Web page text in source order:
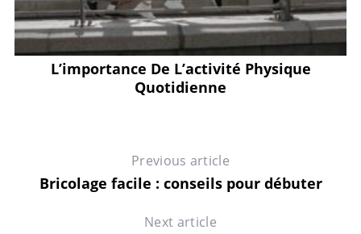
L’importance De L’activité Physique
Quotidienne
Previous article
Bricolage facile : conseils pour débuter
Next article